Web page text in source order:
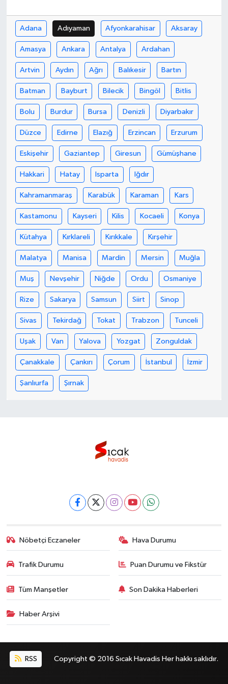
Adana Adıyaman Afyonkarahisar Aksaray
Amasya Ankara Antalya Ardahan
Artvin Aydın Ağrı Balıkesir Bartın
Batman Bayburt Bilecik Bingöl Bitlis
Bolu Burdur Bursa Denizli Diyarbakır
Düzce Edirne Elazığ Erzincan Erzurum
Eskişehir Gaziantep Giresun Gümüşhane
Hakkari Hatay Isparta Iğdır
Kahramanmaraş Karabük Karaman Kars
Kastamonu Kayseri Kilis Kocaeli Konya
Kütahya Kırklareli Kırıkkale Kırşehir
Malatya Manisa Mardin Mersin Muğla
Muş Nevşehir Niğde Ordu Osmaniye
Rize Sakarya Samsun Siirt Sinop
Sivas Tekirdağ Tokat Trabzon Tunceli
Uşak Van Yalova Yozgat Zonguldak
Çanakkale Çankırı Çorum İstanbul İzmir
Şanlıurfa Şırnak
Nöbetçi Eczaneler Hava Durumu
Trafik Durumu Puan Durumu ve Fikstür
Tüm Manşetler Son Dakika Haberleri
Haber Arşivi
RSS Copyright © 2016 Sıcak Havadis Her hakkı saklıdır.
Bilim, Teknoloji